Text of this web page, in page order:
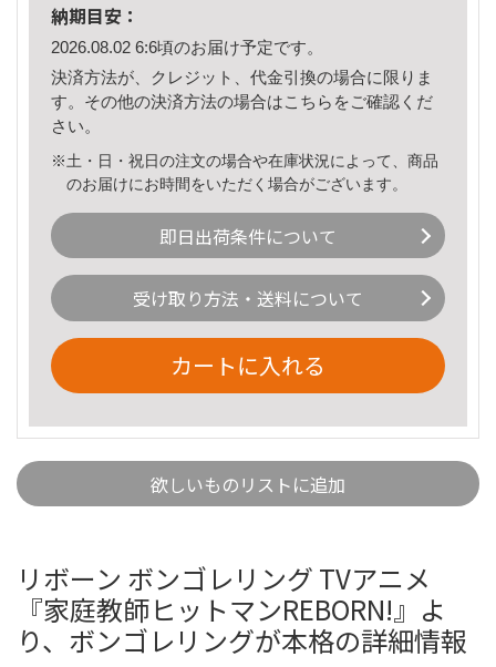
納期目安：
2026.08.02 6:6頃のお届け予定です。
決済方法が、クレジット、代金引換の場合に限りま
す。その他の決済方法の場合はこちら をご確認くだ
さい。
※土・日・祝日の注文の場合や在庫状況によって、商品
のお届けにお時間をいただく場合がございます。
即日出荷条件について
受け取り方法・送料について
カートに入れる
欲しいものリストに追加
リボーン ボンゴレリング TVアニメ
『家庭教師ヒットマンREBORN!』よ
り、ボンゴレリングが本格の詳細情報